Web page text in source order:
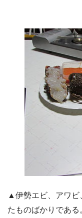
▲伊勢エビ、アワビ
たものばかりであ